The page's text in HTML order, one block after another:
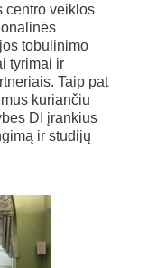
centro veiklos
tobulinimo
tyrimai ir
Taip pat
kuriančiu
DI įrankius
ir studijų